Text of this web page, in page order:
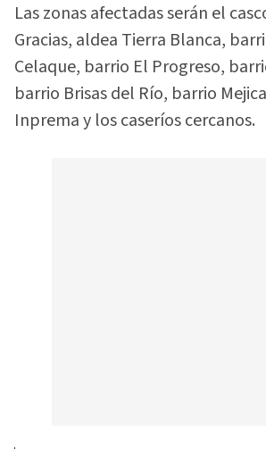
Las zonas afectadas serán el
Gracias, aldea Tierra Blanca,
Celaque, barrio El Progreso,
barrio Brisas del Río, barrio
Inprema y los caseríos cercanos.